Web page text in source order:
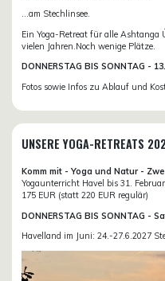
...am Stechlinsee.
Ein Yoga-Retreat für alle Ashtanga
vielen Jahren.Noch wenige Plätze.
DONNERSTAG BIS SONNTAG -
Fotos sowie Infos zu Ablauf und
UNSERE YOGA-RETREATS
Komm mit - Yoga und Natur -
Yogaunterricht Havel bis 31.
175 EUR (statt 220 EUR regulär)
DONNERSTAG BIS SONNTAG -
Havelland im Juni: 24.-27.6.2027